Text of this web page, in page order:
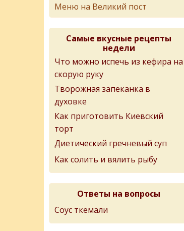
Меню на Великий пост
Самые вкусные рецепты
недели
Что можно испечь из кефира на
скорую руку
Творожная запеканка в
духовке
Как приготовить Киевский
торт
Диетический гречневый суп
Как солить и вялить рыбу
Ответы на вопросы
Соус ткемали